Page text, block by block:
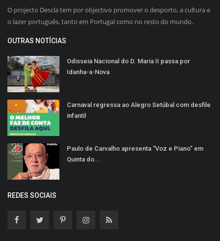
O projecto Descla tem por objectivo promover o desporto, a cultura e
o lazer português, tanto em Portugal como no resto do mundo.
OUTRAS NOTÍCIAS
Odisseia Nacional do D. Maria II passa por
Idanha-a-Nova
Carnaval regressa ao Alegro Setúbal com desfile
infantil
Paulo de Carvalho apresenta “Voz e Piano” em
Quinta do...
REDES SOCIAIS